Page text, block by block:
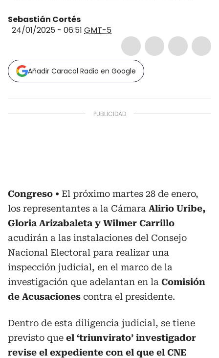
Sebastián Cortés
24/01/2025 - 06:51 GMT-5
Añadir Caracol Radio en Google
Congreso
El próximo martes 28 de enero,
los representantes a la Cámara Alirio Uribe,
Gloria Arizabaleta y Wilmer Carrillo
acudirán a las instalaciones del Consejo
Nacional Electoral para realizar una
inspección judicial, en el marco de la
investigación que adelantan en la Comisión
de Acusaciones contra el presidente.
Dentro de esta diligencia judicial, se tiene
previsto que el ‘triunvirato’ investigador
revise el expediente con el que el CNE